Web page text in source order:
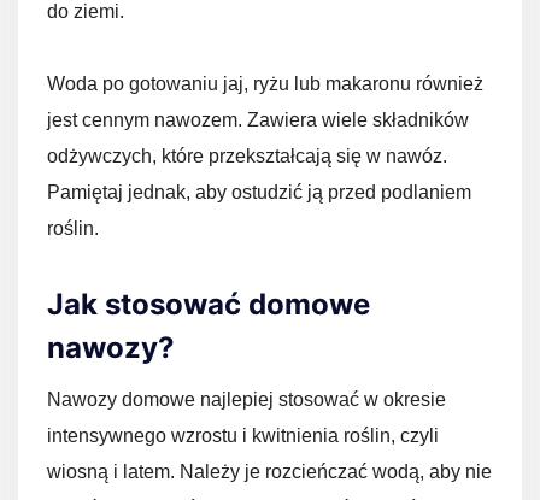
do ziemi.
Woda po gotowaniu jaj, ryżu lub makaronu również
jest cennym nawozem. Zawiera wiele składników
odżywczych, które przekształcają się w nawóz.
Pamiętaj jednak, aby ostudzić ją przed podlaniem
roślin.
Jak stosować domowe
nawozy?
Nawozy domowe najlepiej stosować w okresie
intensywnego wzrostu i kwitnienia roślin, czyli
wiosną i latem. Należy je rozcieńczać wodą, aby nie